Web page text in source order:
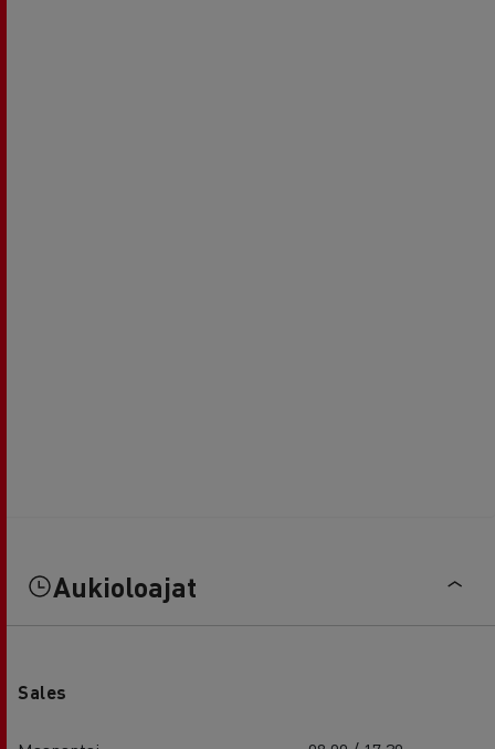
Aukioloajat
Sales